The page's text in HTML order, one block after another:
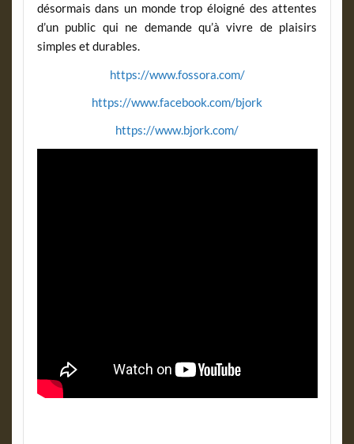
désormais dans un monde trop éloigné des attentes
d’un public qui ne demande qu’à vivre de plaisirs
simples et durables.
https://www.fossora.com/
https://www.facebook.com/bjork
https://www.bjork.com/